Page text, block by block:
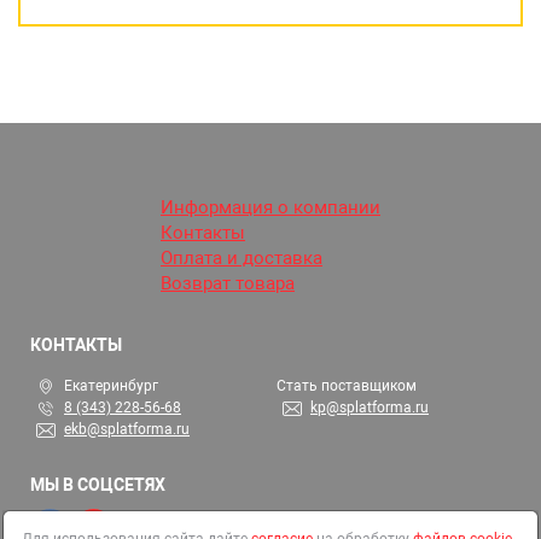
Информация о компании
Контакты
Оплата и доставка
Возврат товара
КОНТАКТЫ
Екатеринбург
8 (343) 228-56-68
ekb@splatforma.ru
Стать поставщиком
kp@splatforma.ru
МЫ В СОЦСЕТЯХ